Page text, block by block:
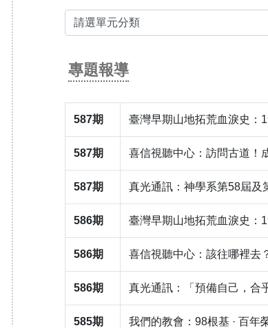
專題報導
587期 臺灣早期山地拓荒血淚史：
587期 喜信視聽中心：訪問古道！
587期 真光通訊：神學系第58屆及
586期 臺灣早期山地拓荒血淚史：
586期 喜信視聽中心：該往哪裡去
586期 真光通訊：「預備自己，
585期 我們的教會：98根基 · 百年